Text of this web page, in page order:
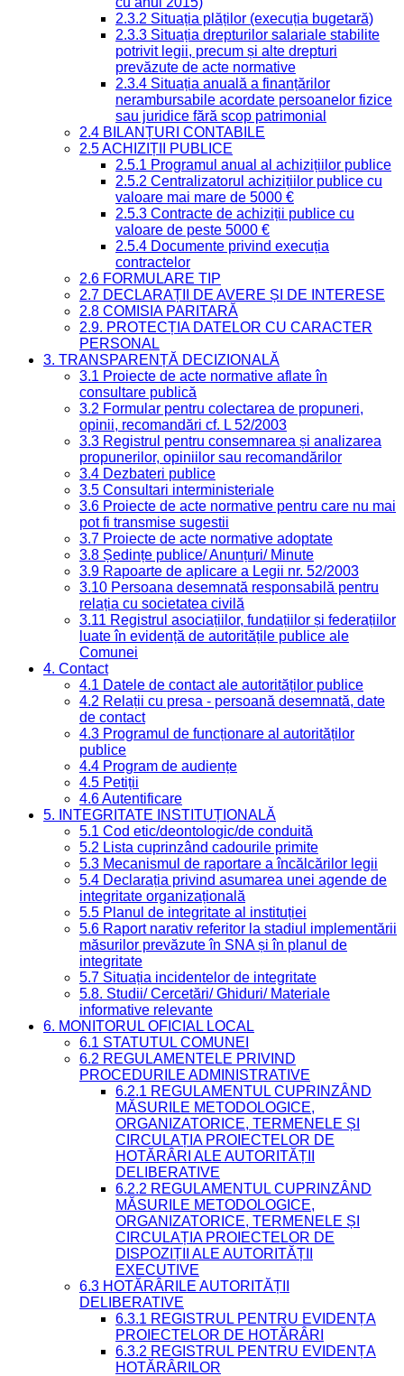
2.3.2 Situația plăților (execuția bugetară)
2.3.3 Situația drepturilor salariale stabilite
potrivit legii, precum și alte drepturi
prevăzute de acte normative
2.3.4 Situația anuală a finanțărilor
nerambursabile acordate persoanelor fizice
sau juridice fără scop patrimonial
2.4 BILANȚURI CONTABILE
2.5 ACHIZIȚII PUBLICE
2.5.1 Programul anual al achizițiilor publice
2.5.2 Centralizatorul achizițiilor publice cu
valoare mai mare de 5000 €
2.5.3 Contracte de achiziții publice cu
valoare de peste 5000 €
2.5.4 Documente privind execuția
contractelor
2.6 FORMULARE TIP
2.7 DECLARAȚII DE AVERE ȘI DE INTERESE
2.8 COMISIA PARITARĂ
2.9. PROTECȚIA DATELOR CU CARACTER
PERSONAL
3. TRANSPARENȚĂ DECIZIONALĂ
3.1 Proiecte de acte normative aflate în
consultare publică
3.2 Formular pentru colectarea de propuneri,
opinii, recomandări cf. L 52/2003
3.3 Registrul pentru consemnarea și analizarea
propunerilor, opiniilor sau recomandărilor
3.4 Dezbateri publice
3.5 Consultari interministeriale
3.6 Proiecte de acte normative pentru care nu mai
pot fi transmise sugestii
3.7 Proiecte de acte normative adoptate
3.8 Ședințe publice/ Anunțuri/ Minute
3.9 Rapoarte de aplicare a Legii nr. 52/2003
3.10 Persoana desemnată responsabilă pentru
relația cu societatea civilă
3.11 Registrul asociațiilor, fundațiilor și federațiilor
luate în evidență de autoritățile publice ale
Comunei
4. Contact
4.1 Datele de contact ale autorităților publice
4.2 Relații cu presa - persoană desemnată, date
de contact
4.3 Programul de funcționare al autorităților
publice
4.4 Program de audiențe
4.5 Petiții
4.6 Autentificare
5. INTEGRITATE INSTITUȚIONALĂ
5.1 Cod etic/deontologic/de conduită
5.2 Lista cuprinzând cadourile primite
5.3 Mecanismul de raportare a încălcărilor legii
5.4 Declarația privind asumarea unei agende de
integritate organizațională
5.5 Planul de integritate al instituției
5.6 Raport narativ referitor la stadiul implementării
măsurilor prevăzute în SNA și în planul de
integritate
5.7 Situația incidentelor de integritate
5.8. Studii/ Cercetări/ Ghiduri/ Materiale
informative relevante
6. MONITORUL OFICIAL LOCAL
6.1 STATUTUL COMUNEI
6.2 REGULAMENTELE PRIVIND
PROCEDURILE ADMINISTRATIVE
6.2.1 REGULAMENTUL CUPRINZÂND
MĂSURILE METODOLOGICE,
ORGANIZATORICE, TERMENELE ȘI
CIRCULAȚIA PROIECTELOR DE
HOTĂRÂRI ALE AUTORITĂȚII
DELIBERATIVE
6.2.2 REGULAMENTUL CUPRINZÂND
MĂSURILE METODOLOGICE,
ORGANIZATORICE, TERMENELE ȘI
CIRCULAȚIA PROIECTELOR DE
DISPOZIȚII ALE AUTORITĂȚII
EXECUTIVE
6.3 HOTĂRÂRILE AUTORITĂȚII
DELIBERATIVE
6.3.1 REGISTRUL PENTRU EVIDENȚA
PROIECTELOR DE HOTĂRÂRI
6.3.2 REGISTRUL PENTRU EVIDENȚA
HOTĂRÂRILOR